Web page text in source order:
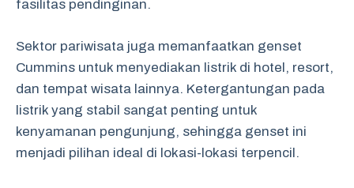
fasilitas pendinginan.
Sektor pariwisata juga memanfaatkan genset
Cummins untuk menyediakan listrik di hotel, resort,
dan tempat wisata lainnya. Ketergantungan pada
listrik yang stabil sangat penting untuk
kenyamanan pengunjung, sehingga genset ini
menjadi pilihan ideal di lokasi-lokasi terpencil.